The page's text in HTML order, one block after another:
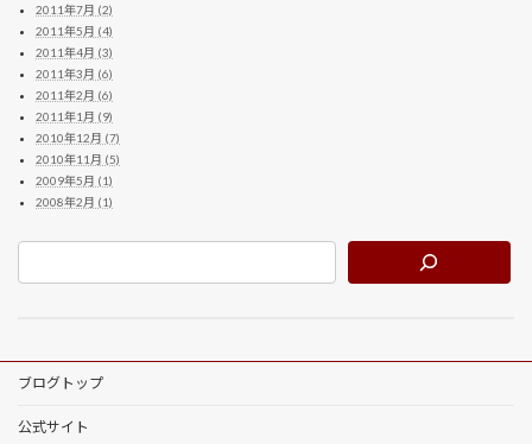
2011年7月 (2)
2011年5月 (4)
2011年4月 (3)
2011年3月 (6)
2011年2月 (6)
2011年1月 (9)
2010年12月 (7)
2010年11月 (5)
2009年5月 (1)
2008年2月 (1)
ブログトップ
公式サイト